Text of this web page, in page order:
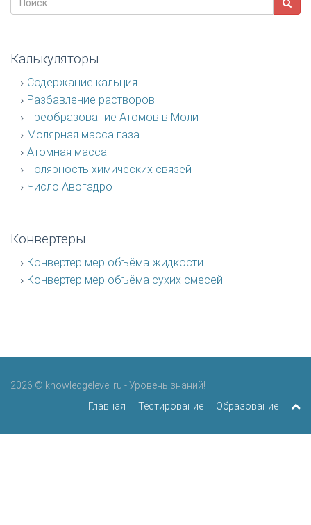
Калькуляторы
Содержание кальция
Разбавление растворов
Преобразование Атомов в Моли
Молярная масса газа
Атомная масса
Полярность химических связей
Число Авогадро
Конвертеры
Конвертер мер объёма жидкости
Конвертер мер объёма сухих смесей
2026 © knowledgelevel.ru - Уровень знаний!
Главная
Тестирование Образование